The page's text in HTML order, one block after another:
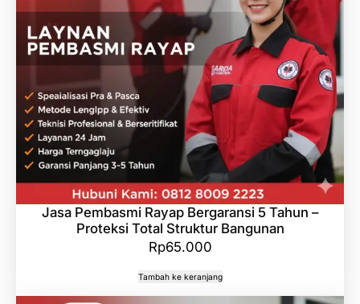
Jasa Pembasmi Rayap Bergaransi 5 Tahun –
Proteksi Total Struktur Bangunan
Rp65.000
Tambah ke keranjang